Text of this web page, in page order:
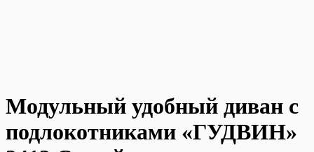
Модульный удобный диван с
подлокотниками «ГУДВИН»